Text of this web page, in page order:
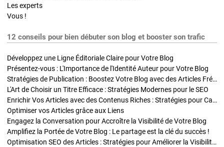
Les experts
Vous !
12 conseils pour bien débuter son blog et booster son trafic
Développez une Ligne Éditoriale Claire pour Votre Blog
Présentez-vous : L'Importance de l'Identité Auteur pour Votre Blog
Stratégies de Publication : Boostez Votre Blog avec des Articles Fréquents et Exclusifs
L'Art de Choisir un Titre Efficace : Stratégies Modernes pour le SEO
Enrichir Vos Articles avec des Contenus Riches : Stratégies pour Captiver et Optimiser
Optimiser vos Articles grâce aux Liens
Engagez la Conversation pour Accroître la Visibilité de Votre Blog
Amplifiez la Portée de Votre Blog : Le partage est la clé du succès !
Optimisation SEO des Articles : Stratégies pour Améliorer la Visibilité de Votre Blog